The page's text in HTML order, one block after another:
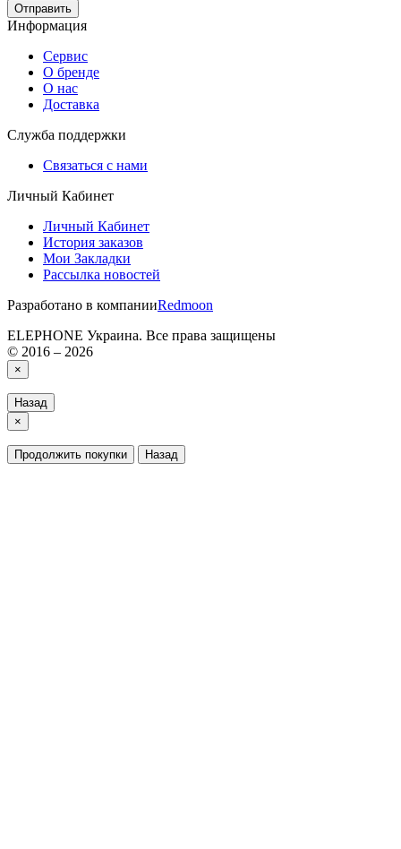
Отправить
Информация
Сервис
О бренде
О нас
Доставка
Служба поддержки
Связаться с нами
Личный Кабинет
Личный Кабинет
История заказов
Мои Закладки
Рассылка новостей
Разработано в компанииRedmoon
ELEPHONE Украина. Все права защищены
© 2016 – 2026
×
Назад
×
Продолжить покупки Назад